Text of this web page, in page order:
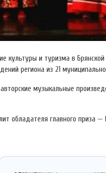
культуры и туризма в
региона из 21
музыкальные
обладателя главного приза —